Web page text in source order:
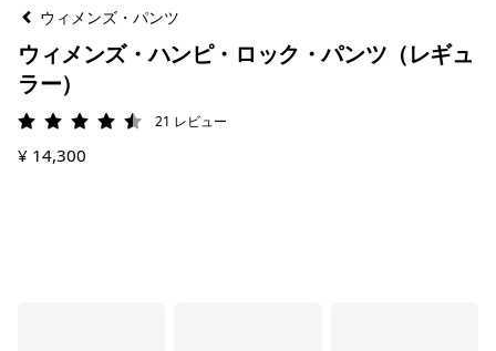
ウィメンズ・パンツ
ウィメンズ・ハンピ・ロック・パンツ（レギュ
ラー）
評価: 4.5 / 5
21 レビュー
¥ 14,300